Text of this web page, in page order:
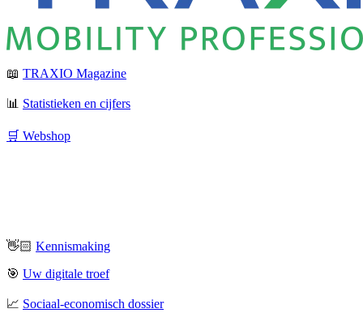
📖 TRAXIO Magazine
📊 Statistieken en cijfers
🛒 Webshop
👋🏻 Kennismaking
🎯 Uw digitale troef
📈 Sociaal-economisch dossier